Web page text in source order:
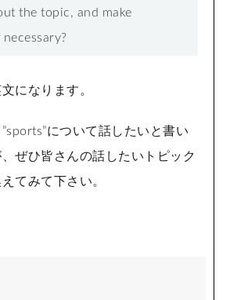
the topic, and make
になります。
について話したいと書い
ぜひ皆さんの話したいトピック
てみて下さい。